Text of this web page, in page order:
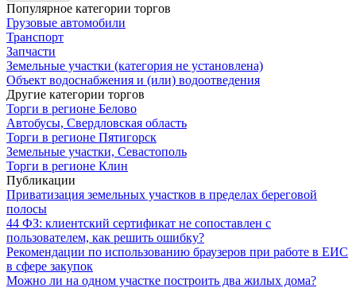
Популярное категории торгов
Грузовые автомобили
Транспорт
Запчасти
Земельные участки (категория не установлена)
Объект водоснабжения и (или) водоотведения
Другие категории торгов
Торги в регионе Белово
Автобусы, Свердловская область
Торги в регионе Пятигорск
Земельные участки, Севастополь
Торги в регионе Клин
Публикации
Приватизация земельных участков в пределах береговой
полосы
44 ФЗ: клиентский сертификат не сопоставлен с
пользователем, как решить ошибку?
Рекомендации по использованию браузеров при работе в ЕИС
в сфере закупок
Можно ли на одном участке построить два жилых дома?